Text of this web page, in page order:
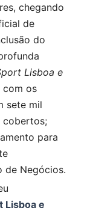
chegando
de
do
Lisboa e
com os
sete mil
cobertos;
para
de Negócios.
Lisboa e